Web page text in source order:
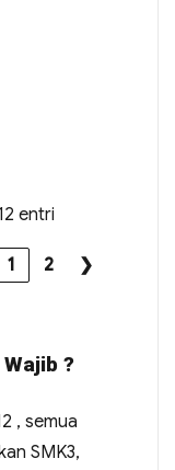
entri
1 2 ❯
?
, semua
SMK3,